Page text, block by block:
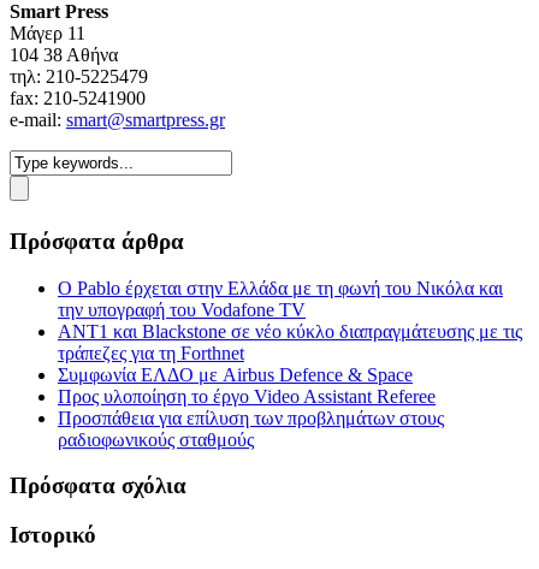
Smart Press
Mάγερ 11
104 38 Αθήνα
τηλ: 210-5225479
fax: 210-5241900
e-mail: smart@smartpress.gr
Πρόσφατα άρθρα
Ο Pablo έρχεται στην Ελλάδα με τη φωνή του Νικόλα και
την υπογραφή του Vodafone TV
ΑΝΤ1 και Blackstone σε νέο κύκλο διαπραγμάτευσης με τις
τράπεζες για τη Forthnet
Συμφωνία ΕΛΔΟ με Airbus Defence & Space
Προς υλοποίηση το έργο Video Assistant Referee
Προσπάθεια για επίλυση των προβλημάτων στους
ραδιοφωνικούς σταθμούς
Πρόσφατα σχόλια
Ιστορικό